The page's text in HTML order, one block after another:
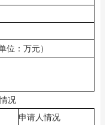
位：万元）
况
申请人情况